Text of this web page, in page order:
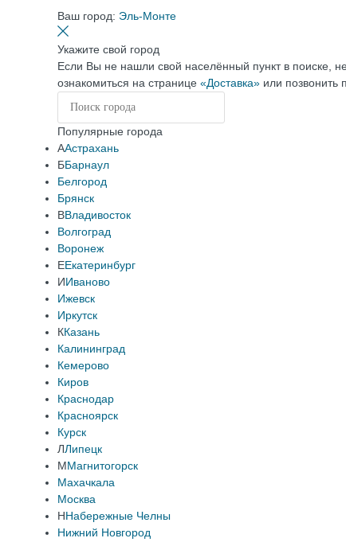
Ваш город: Эль-Монте
Укажите свой город
Если Вы не нашли свой населённый пункт в поиске,
ознакомиться на странице «Доставка» или позвонить
Популярные города
ААстрахань
ББарнаул
Белгород
Брянск
ВВладивосток
Волгоград
Воронеж
ЕЕкатеринбург
ИИваново
Ижевск
Иркутск
ККазань
Калининград
Кемерово
Киров
Краснодар
Красноярск
Курск
ЛЛипецк
ММагнитогорск
Махачкала
Москва
ННабережные Челны
Нижний Новгород